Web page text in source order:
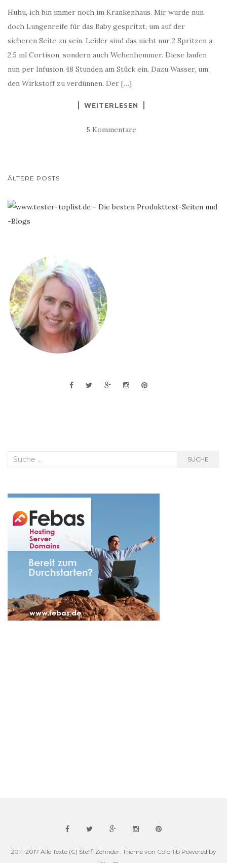
Huhu, ich bin immer noch im Krankenhaus. Mir wurde nun
doch Lungenreife für das Baby gespritzt, um auf der
sicheren Seite zu sein. Leider sind das nicht nur 2 Spritzen a
2,5 ml Cortison, sondern auch Wehenhemmer. Diese laufen
nun per Infusion 48 Stunden am Stück ein. Dazu Wasser, um
den Wirkstoff zu verdünnen. Der […]
WEITERLESEN
5 Kommentare
BEITRAGS-
ÄLTERE POSTS
Suche
SUCHE
2011-2017 Alle Texte (C) Steffi Zehnder. Theme von Colorlib Powered by